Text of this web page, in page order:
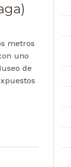
metros
uno
de